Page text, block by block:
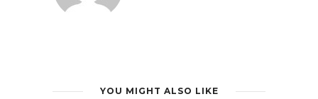
YOU MIGHT ALSO LIKE